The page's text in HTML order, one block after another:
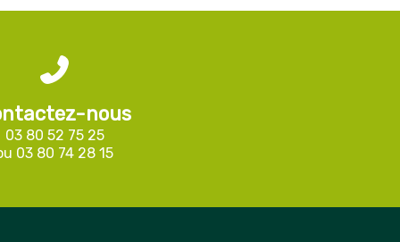
nous
03 80 52 75 25
03 80 74 28 15